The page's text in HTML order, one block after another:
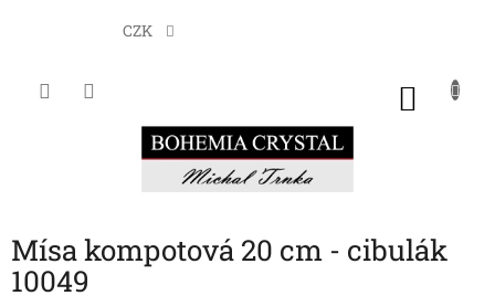
CZK
Mísa kompotová 20 cm - cibulák
10049